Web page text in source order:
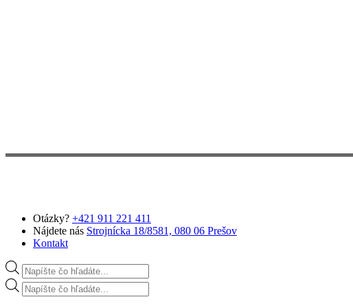
Otázky? +421 911 221 411
Nájdete nás Strojnícka 18/8581, 080 06 Prešov
Kontakt
Products search
Products search